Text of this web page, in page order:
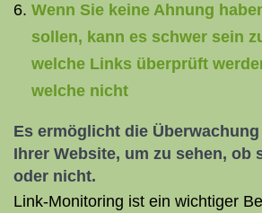
Wenn Sie keine Ahnung
sollen, kann es schwer sein
welche Links überprüft
welche nicht
Es ermöglicht die
Ihrer Website, um zu sehen, ob
oder nicht.
Link-Monitoring ist ein wichtiger